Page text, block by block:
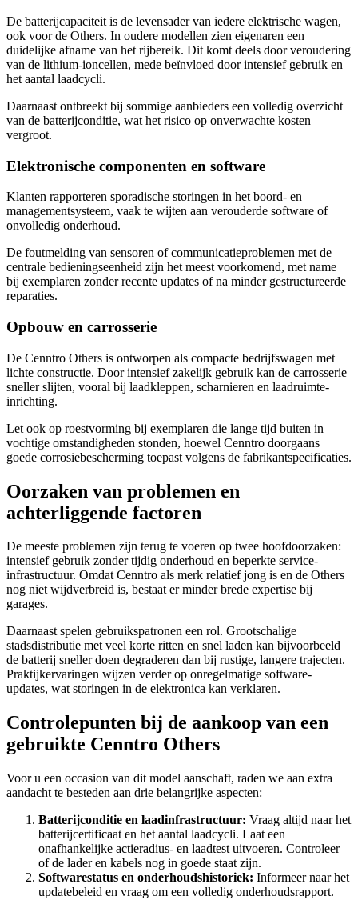
De batterijcapaciteit is de levensader van iedere elektrische wagen,
ook voor de Others. In oudere modellen zien eigenaren een
duidelijke afname van het rijbereik. Dit komt deels door veroudering
van de lithium-ioncellen, mede beïnvloed door intensief gebruik en
het aantal laadcycli.
Daarnaast ontbreekt bij sommige aanbieders een volledig overzicht
van de batterijconditie, wat het risico op onverwachte kosten
vergroot.
Elektronische componenten en software
Klanten rapporteren sporadische storingen in het boord- en
managementsysteem, vaak te wijten aan verouderde software of
onvolledig onderhoud.
De foutmelding van sensoren of communicatieproblemen met de
centrale bedieningseenheid zijn het meest voorkomend, met name
bij exemplaren zonder recente updates of na minder gestructureerde
reparaties.
Opbouw en carrosserie
De Cenntro Others is ontworpen als compacte bedrijfswagen met
lichte constructie. Door intensief zakelijk gebruik kan de carrosserie
sneller slijten, vooral bij laadkleppen, scharnieren en laadruimte-
inrichting.
Let ook op roestvorming bij exemplaren die lange tijd buiten in
vochtige omstandigheden stonden, hoewel Cenntro doorgaans
goede corrosiebescherming toepast volgens de fabrikantspecificaties.
Oorzaken van problemen en
achterliggende factoren
De meeste problemen zijn terug te voeren op twee hoofdoorzaken:
intensief gebruik zonder tijdig onderhoud en beperkte service-
infrastructuur. Omdat Cenntro als merk relatief jong is en de Others
nog niet wijdverbreid is, bestaat er minder brede expertise bij
garages.
Daarnaast spelen gebruikspatronen een rol. Grootschalige
stadsdistributie met veel korte ritten en snel laden kan bijvoorbeeld
de batterij sneller doen degraderen dan bij rustige, langere trajecten.
Praktijkervaringen wijzen verder op onregelmatige software-
updates, wat storingen in de elektronica kan verklaren.
Controlepunten bij de aankoop van een
gebruikte Cenntro Others
Voor u een occasion van dit model aanschaft, raden we aan extra
aandacht te besteden aan drie belangrijke aspecten:
Batterijconditie en laadinfrastructuur: Vraag altijd naar het
batterijcertificaat en het aantal laadcycli. Laat een
onafhankelijke actieradius- en laadtest uitvoeren. Controleer
of de lader en kabels nog in goede staat zijn.
Softwarestatus en onderhoudshistoriek: Informeer naar het
updatebeleid en vraag om een volledig onderhoudsrapport.